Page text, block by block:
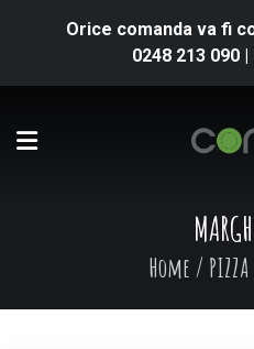
Orice comanda va fi
0248 213 090 |
Home /